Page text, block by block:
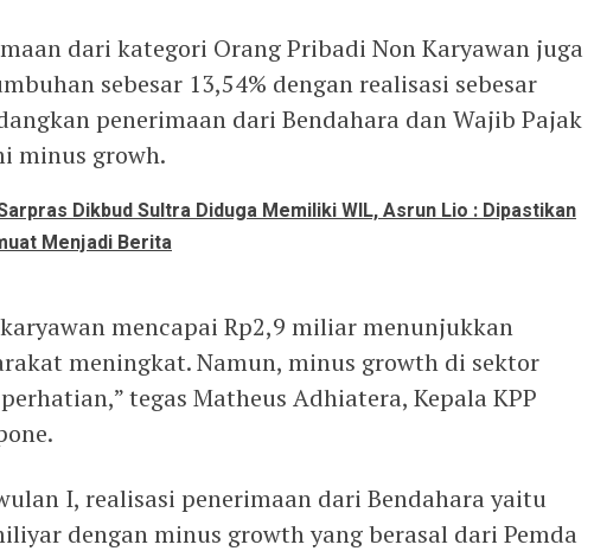
dari kategori Orang Pribadi Non Karyawan juga
sebesar 13,54% dengan realisasi sebesar
penerimaan dari Bendahara dan Wajib Pajak
minus growh.
Dikbud Sultra Diduga Memiliki WIL, Asrun Lio : Dipastikan
Menjadi Berita
mencapai Rp2,9 miliar menunjukkan
meningkat. Namun, minus growth di sektor
tegas Matheus Adhiatera, Kepala KPP
I, realisasi penerimaan dari Bendahara yaitu
dengan minus growth yang berasal dari Pemda